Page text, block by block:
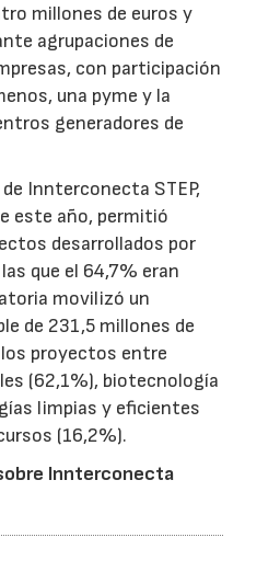
millones de euros y
agrupaciones de
con participación
una pyme y la
generadores de
Innterconecta STEP,
este año, permitió
desarrollados por
que el 64,7% eran
movilizó un
de 231,5 millones de
proyectos entre
(62,1%), biotecnología
limpias y eficientes
(16,2%).
Innterconecta